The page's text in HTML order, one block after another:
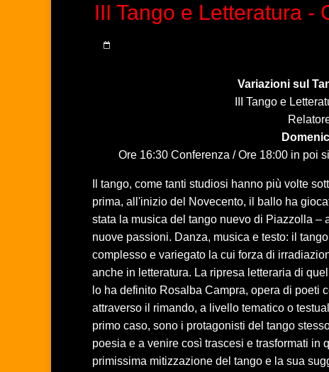
III Tango e Letteratura -
Variazioni sul
III Tango e
Ore 16:30 Conferenza / Ore 18:00 in poi
Il tango, come tanti studiosi hanno più volte
prima, all'inizio del Novecento, il ballo ha
stata la musica del tango nuevo di Piazzolla –
nuove passioni. Danza, musica e testo: il
complesso e variegato la cui forza di
anche in letteratura. La ripresa letteraria di
lo ha definito Rosalba Campra, opera di
attraverso il rimando, a livello tematico o
primo caso, sono i protagonisti del tango
poesia e a venire così trascesi e trasformati in
primissima mitizzazione del tango e la sua